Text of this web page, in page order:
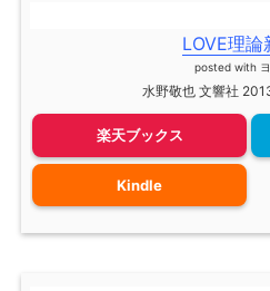
LOVE理論
posted with
水野敬也 文響社
楽天ブックス
Kindle